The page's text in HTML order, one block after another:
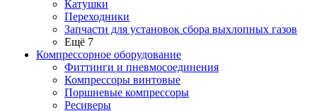
Катушки
Переходники
Запчасти для установок сбора выхлопных газов
Ещё 7
Компрессорное оборудование
Фиттинги и пневмосоединения
Компрессоры винтовые
Поршневые компрессоры
Ресиверы